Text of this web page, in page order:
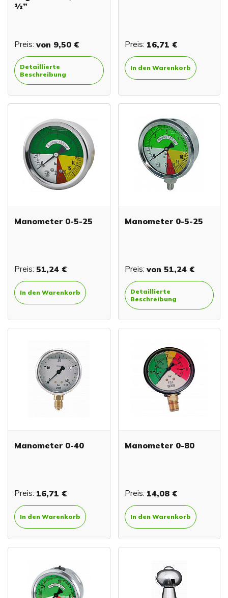
½”
Preis: von 9,50 €
Detaillierte
Beschreibung
Preis: 16,71 €
In den Warenkorb
Manometer 0-5-25
Preis: 51,24 €
In den Warenkorb
Manometer 0-5-25
Preis: von 51,24 €
Detaillierte
Beschreibung
Manometer 0-40
Preis: 16,71 €
In den Warenkorb
Manometer 0-80
Preis: 14,08 €
In den Warenkorb